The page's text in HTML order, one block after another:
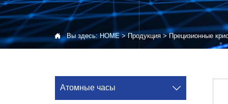
 Вы здесь:HOME>Продукция>Прецизионные
Атомные часы 